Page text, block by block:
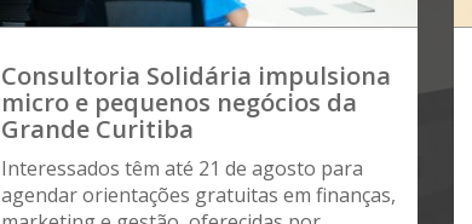
Consultoria Solidária impulsiona
micro e pequenos negócios da
Grande Curitiba
Interessados têm até 21 de agosto para
agendar orientações gratuitas em finanças,